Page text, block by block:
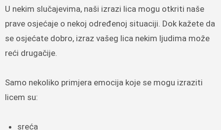
U nekim slučajevima, naši izrazi lica mogu otkriti naše
prave osjećaje o nekoj određenoj situaciji. Dok kažete da
se osjećate dobro, izraz vašeg lica nekim ljudima može
reći drugačije.
Samo nekoliko primjera emocija koje se mogu izraziti
licem su:
sreća